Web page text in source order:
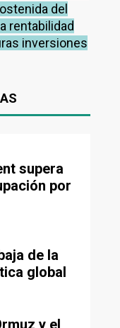
del
rentabilidad
inversiones
supera
por
de la
global
y el